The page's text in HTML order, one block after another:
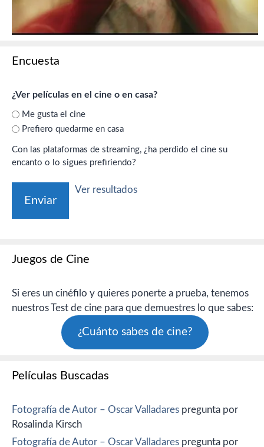
Encuesta
¿Ver películas en el cine o en casa?
Me gusta el cine
Prefiero quedarme en casa
Con las plataformas de streaming, ¿ha perdido el cine su
encanto o lo sigues prefiriendo?
Ver resultados
Juegos de Cine
Si eres un cinéfilo y quieres ponerte a prueba, tenemos
nuestros Test de cine para que demuestres lo que sabes:
¿Cuánto sabes de cine?
Películas Buscadas
Fotografía de Autor – Oscar Valladares pregunta por
Rosalinda Kirsch
Fotografía de Autor – Oscar Valladares pregunta por